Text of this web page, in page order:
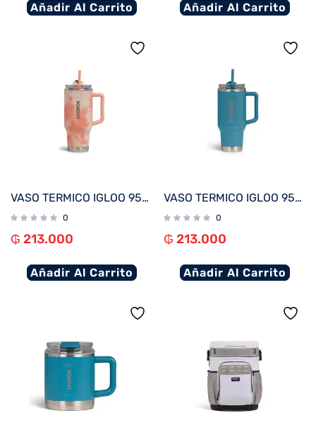
Añadir Al Carrito Añadir Al Carrito
VASO TERMICO IGLOO 950ML ICE DYE NARANJA C/PAJITA 71312
0
₲ 213.000
Añadir Al Carrito
VASO TERMICO IGLOO 950ML AZUL MODERNO C/PAJITA 71223
0
₲ 213.000
Añadir Al Carrito